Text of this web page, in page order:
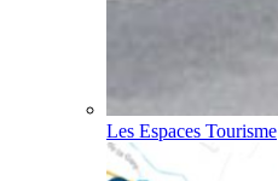
Les Espaces Tourisme